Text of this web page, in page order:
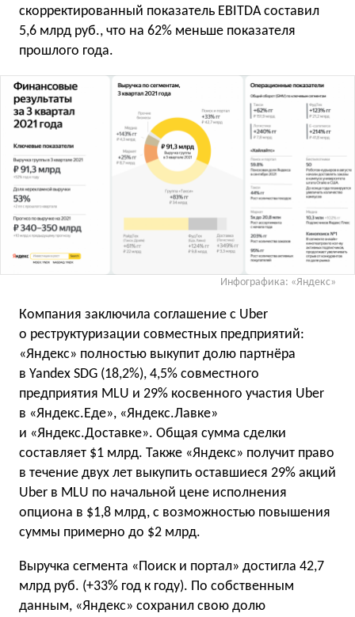
скорректированный показатель EBITDA составил
5,6 млрд руб., что на 62% меньше показателя
прошлого года.
Инфографика: «Яндекс»
Компания заключила соглашение с Uber
о реструктуризации совместных предприятий:
«Яндекс» полностью выкупит долю партнёра
в Yandex SDG (18,2%), 4,5% совместного
предприятия MLU и 29% косвенного участия Uber
в «Яндекс.Еде», «Яндекс.Лавке»
и «Яндекс.Доставке». Общая сумма сделки
составляет $1 млрд. Также «Яндекс» получит право
в течение двух лет выкупить оставшиеся 29% акций
Uber в MLU по начальной цене исполнения
опциона в $1,8 млрд, с возможностью повышения
суммы примерно до $2 млрд.
Выручка сегмента «Поиск и портал» достигла 42,7
млрд руб. (+33% год к году). По собственным
данным, «Яндекс» сохранил свою долю